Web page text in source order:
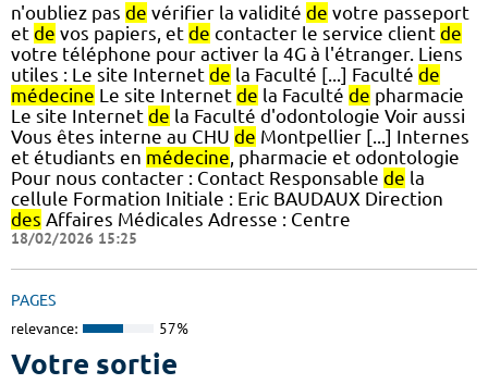
n'oubliez pas de vérifier la validité de votre passeport
et de vos papiers, et de contacter le service client de
votre téléphone pour activer la 4G à l'étranger. Liens
utiles : Le site Internet de la Faculté [...] Faculté de
médecine Le site Internet de la Faculté de pharmacie
Le site Internet de la Faculté d'odontologie Voir aussi
Vous êtes interne au CHU de Montpellier [...] Internes
et étudiants en médecine , pharmacie et odontologie
Pour nous contacter : Contact Responsable de la
cellule Formation Initiale : Eric BAUDAUX Direction
des Affaires Médicales Adresse : Centre
18/02/2026 15:25
PAGES
relevance: 57%
Votre sortie